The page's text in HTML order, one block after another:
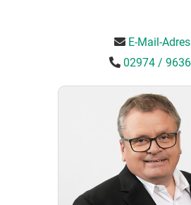
E-Mail-
02974 /